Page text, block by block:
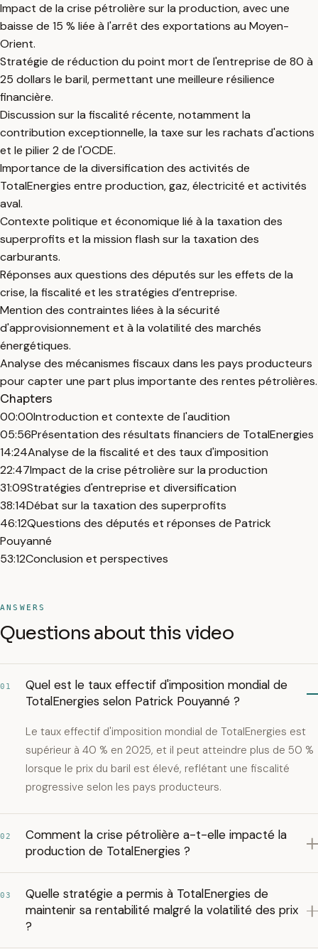
Impact de la crise pétrolière sur la production, avec une
baisse de 15 % liée à l'arrêt des exportations au Moyen-
Orient.
Stratégie de réduction du point mort de l'entreprise de 80 à
25 dollars le baril, permettant une meilleure résilience
financière.
Discussion sur la fiscalité récente, notamment la
contribution exceptionnelle, la taxe sur les rachats d'actions
et le pilier 2 de l'OCDE.
Importance de la diversification des activités de
TotalEnergies entre production, gaz, électricité et activités
aval.
Contexte politique et économique lié à la taxation des
superprofits et la mission flash sur la taxation des
carburants.
Réponses aux questions des députés sur les effets de la
crise, la fiscalité et les stratégies d’entreprise.
Mention des contraintes liées à la sécurité
d'approvisionnement et à la volatilité des marchés
énergétiques.
Analyse des mécanismes fiscaux dans les pays producteurs
pour capter une part plus importante des rentes pétrolières.
Chapters
00:00Introduction et contexte de l'audition
05:56Présentation des résultats financiers de TotalEnergies
14:24Analyse de la fiscalité et des taux d'imposition
22:47Impact de la crise pétrolière sur la production
31:09Stratégies d'entreprise et diversification
38:14Débat sur la taxation des superprofits
46:12Questions des députés et réponses de Patrick
Pouyanné
53:12Conclusion et perspectives
ANSWERS
Questions about this video
01
Quel est le taux effectif d'imposition mondial de
TotalEnergies selon Patrick Pouyanné ?
Le taux effectif d'imposition mondial de TotalEnergies est
supérieur à 40 % en 2025, et il peut atteindre plus de 50 %
lorsque le prix du baril est élevé, reflétant une fiscalité
progressive selon les pays producteurs.
02
Comment la crise pétrolière a-t-elle impacté la
production de TotalEnergies ?
03
Quelle stratégie a permis à TotalEnergies de
maintenir sa rentabilité malgré la volatilité des prix
?